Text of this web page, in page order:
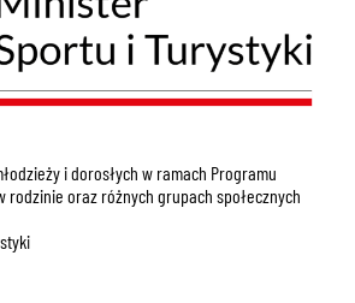
i dorosłych w ramach Programu
rodzinie oraz różnych grupach społecznych